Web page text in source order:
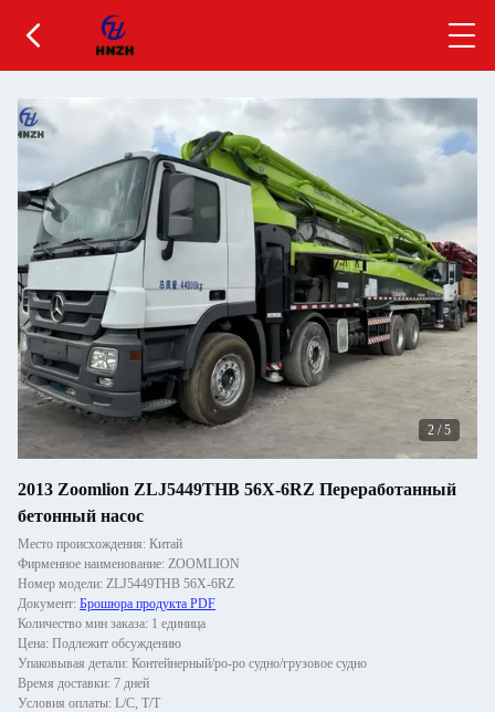
2 /5
2013 Zoomlion ZLJ5449THB 56X-6RZ Переработанный
бетонный насос
Место происхождения: Китай
Фирменное наименование: ZOOMLION
Номер модели: ZLJ5449THB 56X-6RZ
Документ: Брошюра продукта PDF
Количество мин заказа: 1 единица
Цена: Подлежит обсуждению
Упаковывая детали: Контейнерный/ро-ро судно/грузовое судно
Время доставки: 7 дней
Условия оплаты: L/C, T/T